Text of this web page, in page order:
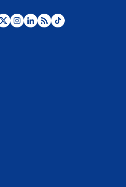
Posesión de Abelardo De La Espriella